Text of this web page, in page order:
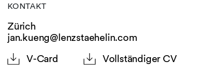
KONTAKT
Zürich
jan.kueng@lenzstaehelin.com
V-Card
Vollständiger CV